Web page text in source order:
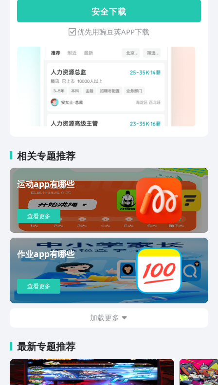
化、AI应用落地、功能服务完善，致力于
用科学技术的力量服务于人的发展，让求
职更高效，让招聘更简单。 【实时活
跃，让你机遇不断】 ①7200万+月活用
户积极寻找新机遇 【领先技术，让你看
得更准】 坚持直聊，让沟通更简单，让
决策更加高效 智能算法，让机会更多
元，让匹配更精准 【安全保障，让你走
得更稳】 真人审核严格准入，实地拜访
确保真实 多重安全风控保障，开聊面试
一手信息、防骗指南，求职不怕踩坑 面
面、周报统计，进度一目了然 【隐私保
护，让你我放心聊】 想看牛人完整简
历？BOSS必须获取单次“一对一”授权。
获得授权，你的一小步，建立信任的一大
步 ①数据来自BOSS直聘2026年第一季
度财报。
安 全 下 载
优先用豌豆荚APP下载
相关专题推荐
运动app有哪些
查看更多
作业app有哪些
查看更多
加载更多
最新专题推荐